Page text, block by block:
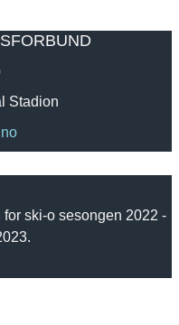
Stadion
ski-o sesongen 2022 -